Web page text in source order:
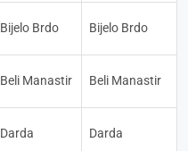
Bijelo Brdo Bijelo Brdo
Beli Manastir Beli Manastir
Darda Darda